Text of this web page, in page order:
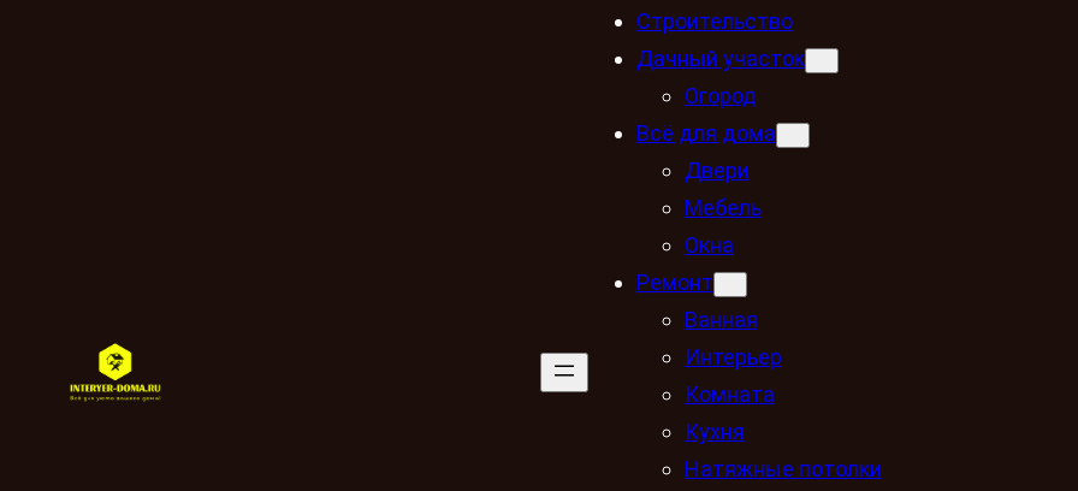
Строительство
Дачный участок
Огород
Всё для дома
Двери
Мебель
Окна
Ремонт
Ванная
Интерьер
Комната
Кухня
Натяжные потолки